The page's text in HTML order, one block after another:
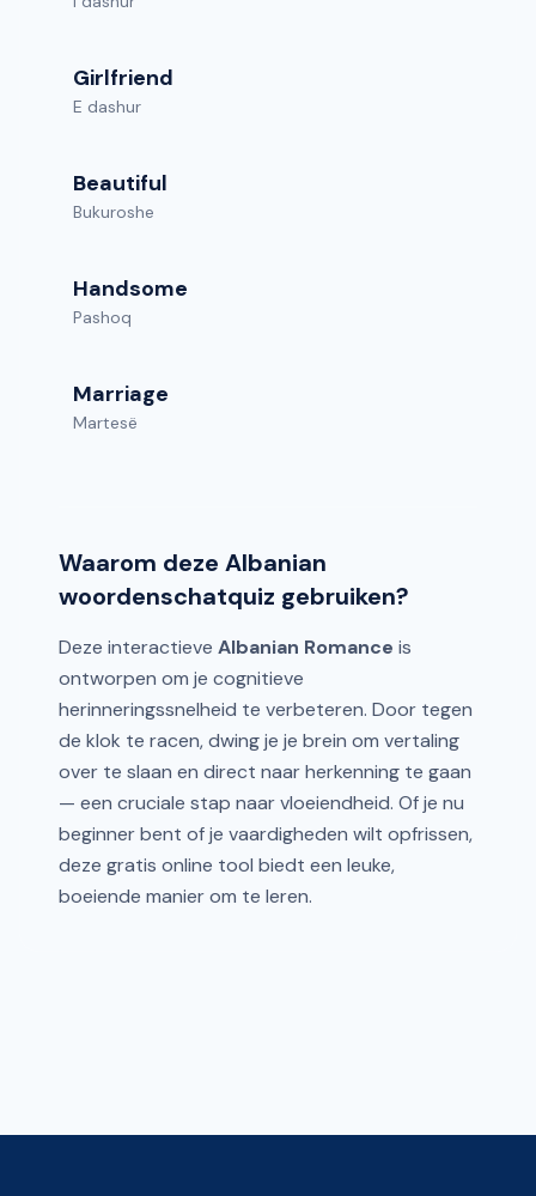
Girlfriend
E dashur
Beautiful
Bukuroshe
Handsome
Pashoq
Marriage
Martesë
Waarom deze Albanian
woordenschatquiz gebruiken?
Deze interactieve Albanian Romance is
ontworpen om je cognitieve
herinneringssnelheid te verbeteren. Door tegen
de klok te racen, dwing je je brein om vertaling
over te slaan en direct naar herkenning te gaan
— een cruciale stap naar vloeiendheid. Of je nu
beginner bent of je vaardigheden wilt opfrissen,
deze gratis online tool biedt een leuke,
boeiende manier om te leren.